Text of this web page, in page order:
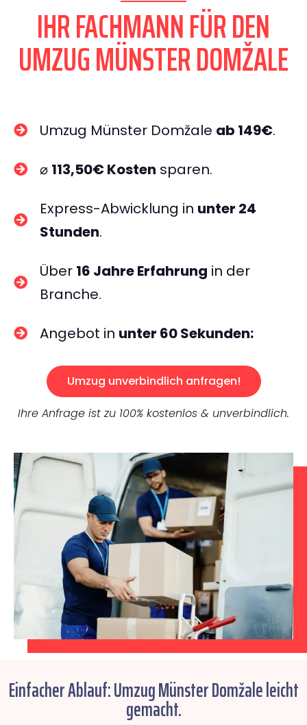
IHR FACHMANN FÜR DEN
UMZUG MÜNSTER DOMŽALE
Umzug Münster Domžale ab 149€.
⌀ 113,50€ Kosten sparen.
Express-Abwicklung in unter 24
Stunden.
Über 16 Jahre Erfahrung in der
Branche.
Angebot in unter 60 Sekunden:
Umzug unverbindlich anfragen!
Ihre Anfrage ist zu 100% kostenlos & unverbindlich.
Einfacher Ablauf: Umzug Münster Domžale leicht
gemacht.